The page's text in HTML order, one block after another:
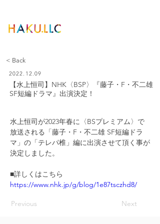
< Back
2022.12.09
【水上恒司】NHK〈BSP〉『藤子・F・不二雄
SF短編ドラマ』出演決定！
水上恒司が2023年春に〈BSプレミアム〉で
放送される「藤子・F・不二雄 SF短編ドラ
マ」の「テレパ椎」編に出演させて頂く事が
決定しました。
■詳しくはこちら
https://www.nhk.jp/g/blog/1e87tsczhd8/
Previous Next